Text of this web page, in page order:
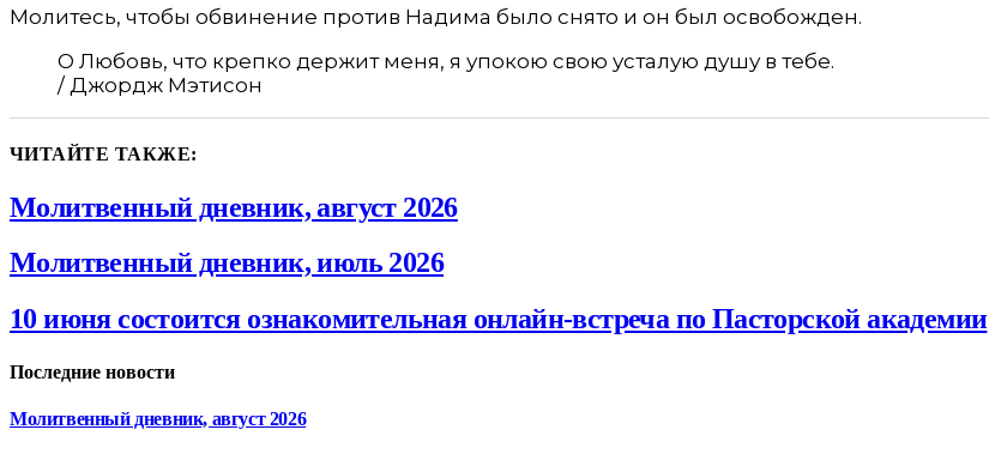
Молитесь, чтобы обвинение против Надима было снято и он был освобожден.
О Любовь, что крепко держит меня, я упокою свою усталую душу в тебе.
/ Джордж Мэтисон
ЧИТАЙТЕ ТАКЖЕ:
Молитвенный дневник, август 2026
Молитвенный дневник, июль 2026
10 июня состоится ознакомительная онлайн-встреча по Пасторской академии
Последние новости
Молитвенный дневник, август 2026